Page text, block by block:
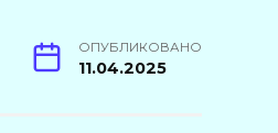
ОПУБЛИКОВАНО
11.04.2025